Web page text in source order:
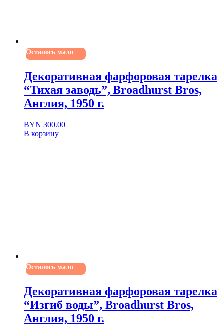
Осталось мало
Декоративная фарфоровая тарелка
“Тихая заводь”, Broadhurst Bros,
Англия, 1950 г.
BYN 300.00
В корзину
Осталось мало
Декоративная фарфоровая тарелка
“Изгиб воды”, Broadhurst Bros,
Англия, 1950 г.